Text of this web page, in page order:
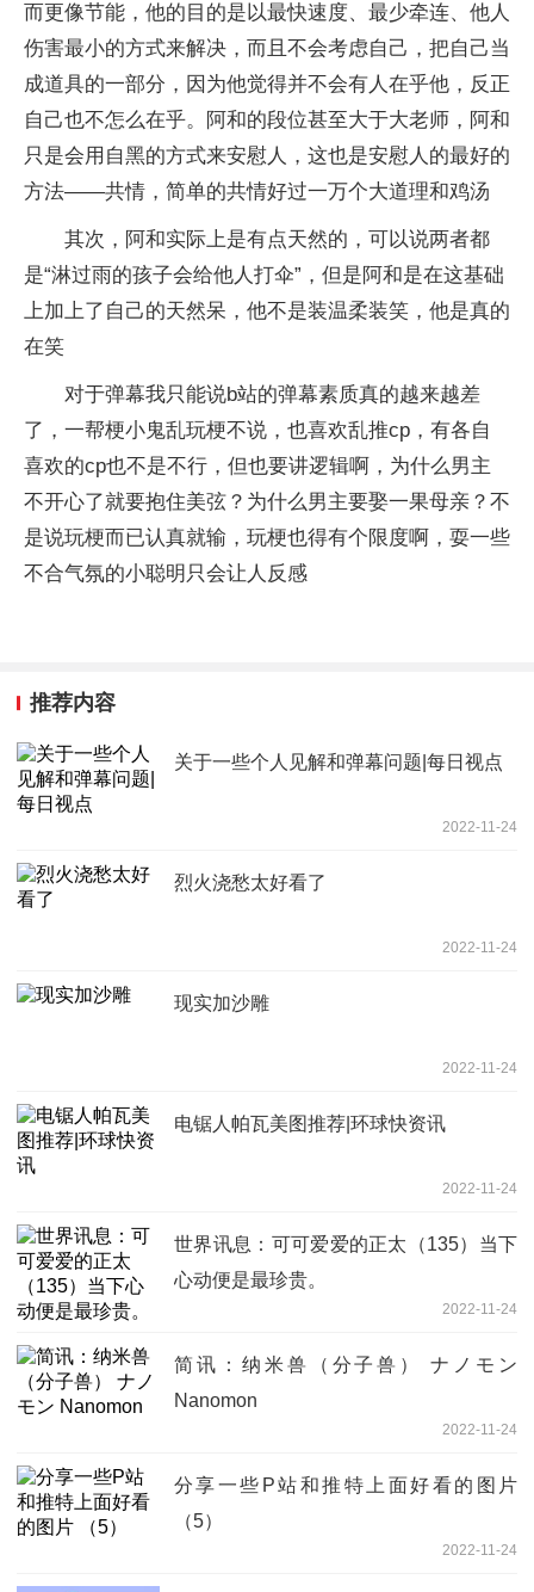
而更像节能，他的目的是以最快速度、最少牵连、他人
伤害最小的方式来解决，而且不会考虑自己，把自己当
成道具的一部分，因为他觉得并不会有人在乎他，反正
自己也不怎么在乎。阿和的段位甚至大于大老师，阿和
只是会用自黑的方式来安慰人，这也是安慰人的最好的
方法——共情，简单的共情好过一万个大道理和鸡汤
其次，阿和实际上是有点天然的，可以说两者都
是“淋过雨的孩子会给他人打伞”，但是阿和是在这基础
上加上了自己的天然呆，他不是装温柔装笑，他是真的
在笑
对于弹幕我只能说b站的弹幕素质真的越来越差
了，一帮梗小鬼乱玩梗不说，也喜欢乱推cp，有各自
喜欢的cp也不是不行，但也要讲逻辑啊，为什么男主
不开心了就要抱住美弦？为什么男主要娶一果母亲？不
是说玩梗而已认真就输，玩梗也得有个限度啊，耍一些
不合气氛的小聪明只会让人反感
推荐内容
关于一些个人见解和弹幕问题|每日视点
2022-11-24
烈火浇愁太好看了
2022-11-24
现实加沙雕
2022-11-24
电锯人帕瓦美图推荐|环球快资讯
2022-11-24
世界讯息：可可爱爱的正太（135）当下
心动便是最珍贵。
2022-11-24
简讯：纳米兽（分子兽） ナノモン
Nanomon
2022-11-24
分享一些P站和推特上面好看的图片
（5）
2022-11-24